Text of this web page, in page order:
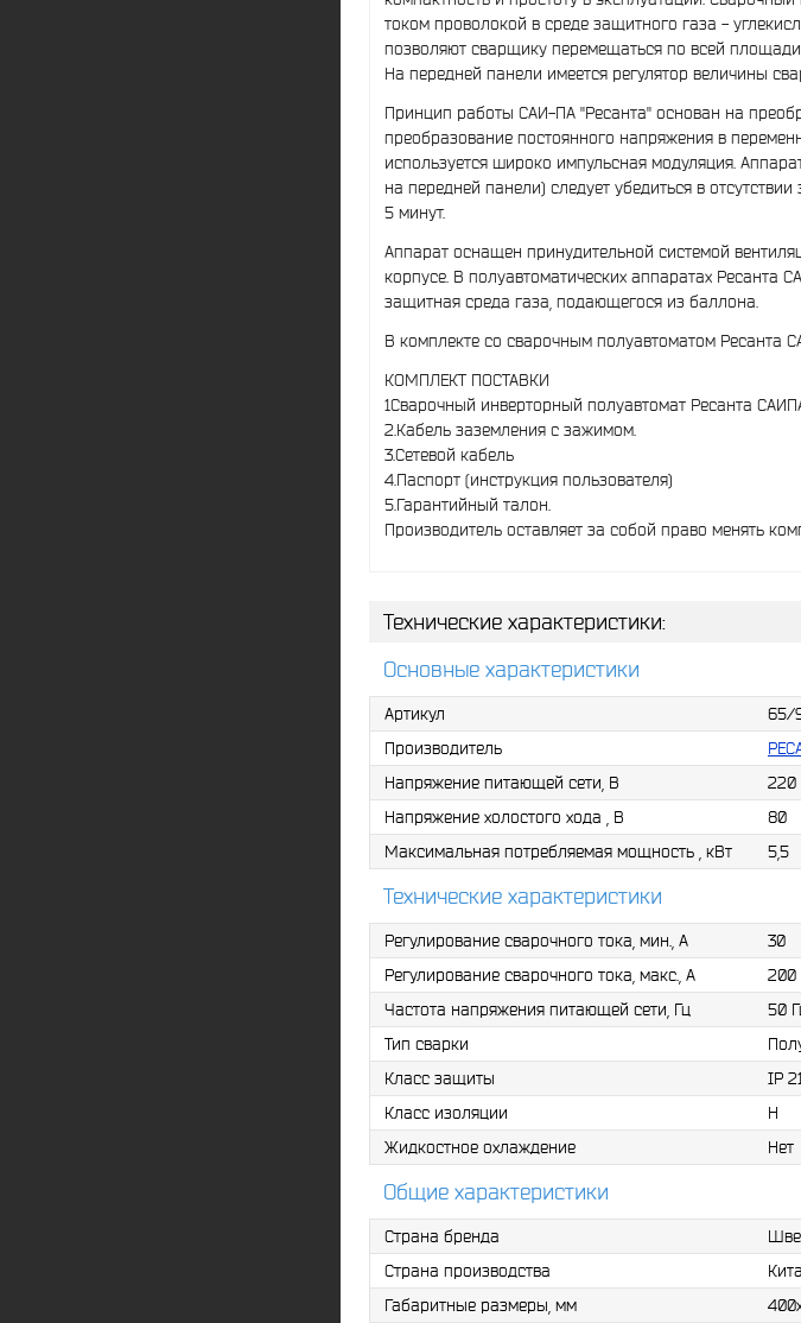
током проволокой в среде защитного газа -
позволяют сварщику перемещаться по всей
На передней панели имеется регулятор величины
Принцип работы САИ-ПА "Ресанта" основан на
преобразование постоянного напряжения в
используется широко импульсная модуляция.
на передней панели) следует убедиться в
5 минут.
Аппарат оснащен принудительной системой
корпусе. В полуавтоматических аппаратах Ресанта
защитная среда газа, подающегося из баллона.
В комплекте со сварочным полуавтоматом Ресанта
КОМПЛЕКТ ПОСТАВКИ
1Сварочный инверторный полуавтомат Ресанта
2.Кабель заземления с зажимом.
3.Сетевой кабель
4.Паспорт (инструкция пользователя)
5.Гарантийный талон.
Производитель оставляет за собой право менять
Технические характеристики:
Основные характеристики
Артикул
65/
Производитель
Напряжение питающей сети, В
220
Напряжение холостого хода , В
80
Максимальная потребляемая мощность , кВт
5,5
Технические характеристики
Регулирование сварочного тока, мин., А
30
Регулирование сварочного тока, макс., А
200
Частота напряжения питающей сети, Гц
50
Тип сварки
Класс защиты
IP 21
Класс изоляции
Н
Жидкостное охлаждение
Нет
Общие характеристики
Страна бренда
Страна производства
Габаритные размеры, мм